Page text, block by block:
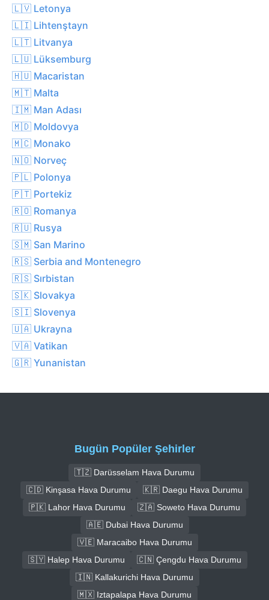
🇱🇻 Letonya
🇱🇮 Lihtenştayn
🇱🇹 Litvanya
🇱🇺 Lüksemburg
🇭🇺 Macaristan
🇲🇹 Malta
🇮🇲 Man Adası
🇲🇩 Moldovya
🇲🇨 Monako
🇳🇴 Norveç
🇵🇱 Polonya
🇵🇹 Portekiz
🇷🇴 Romanya
🇷🇺 Rusya
🇸🇲 San Marino
🇷🇸 Serbia and Montenegro
🇷🇸 Sırbistan
🇸🇰 Slovakya
🇸🇮 Slovenya
🇺🇦 Ukrayna
🇻🇦 Vatikan
🇬🇷 Yunanistan
Bugün Popüler Şehirler
🇹🇿 Darüsselam Hava Durumu
🇨🇩 Kinşasa Hava Durumu
🇰🇷 Daegu Hava Durumu
🇵🇰 Lahor Hava Durumu
🇿🇦 Soweto Hava Durumu
🇦🇪 Dubai Hava Durumu
🇻🇪 Maracaibo Hava Durumu
🇸🇾 Halep Hava Durumu
🇨🇳 Çengdu Hava Durumu
🇮🇳 Kallakurichi Hava Durumu
🇲🇽 Iztapalapa Hava Durumu